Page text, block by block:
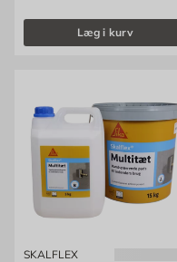
Læg i kurv
SKALFLEX